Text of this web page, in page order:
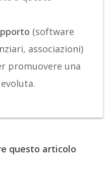
(software
associazioni)
promuovere una
questo articolo